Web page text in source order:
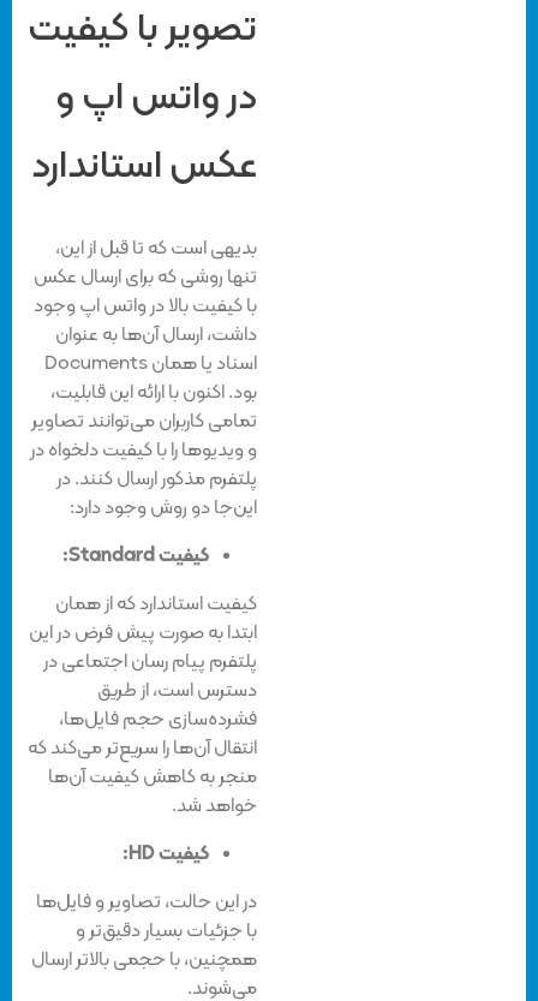
تصویر با کیفیت
در واتس اپ و
عکس استاندارد
بدیهی است که تا قبل از این،
تنها روشی که برای ارسال عکس
با کیفیت بالا در واتس اپ وجود
داشت، ارسال آن‌ها به عنوان
اسناد یا همان Documents
بود. اکنون با ارائه این قابلیت،
تمامی کاربران می‌توانند تصاویر
و ویدیوها را با کیفیت دلخواه در
پلتفرم مذکور ارسال کنند. در
این‌جا دو روش وجود دارد:
کیفیت Standard:
کیفیت استاندارد که از همان
ابتدا به صورت پیش فرض در این
پلتفرم پیام رسان اجتماعی در
دسترس است، از طریق
فشرده‌سازی حجم فایل‌ها،
انتقال آن‌ها را سریع‌تر می‌کند که
منجر به کاهش کیفیت آن‌ها
خواهد شد.
کیفیت HD:
در این حالت، تصاویر و فایل‌ها
با جزئیات بسیار دقیق‌تر و
همچنین، با حجمی بالاتر ارسال
می‌شوند.